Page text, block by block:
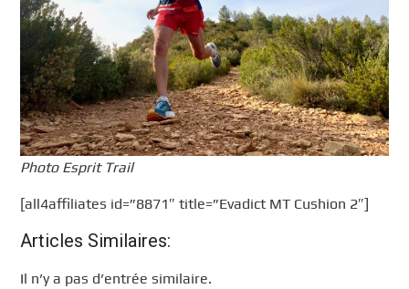
Photo Esprit Trail
[all4affiliates id=”8871″ title=”Evadict MT Cushion 2″]
Articles Similaires:
Il n’y a pas d’entrée similaire.